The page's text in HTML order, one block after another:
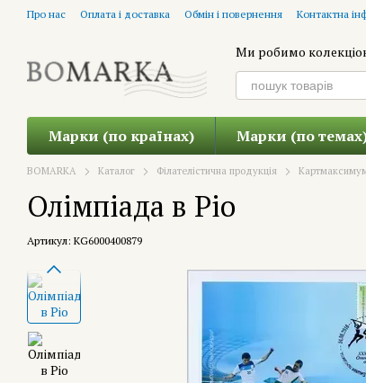
Перейти до основного контенту
Про нас Оплата і доставка Обмін і повернення Контактна
Ми робимо
Марки (по країнах) Марки (по
BOMARKA Каталог Філателістична продукція
Олімпіада в Ріо
Артикул: KG6000400879